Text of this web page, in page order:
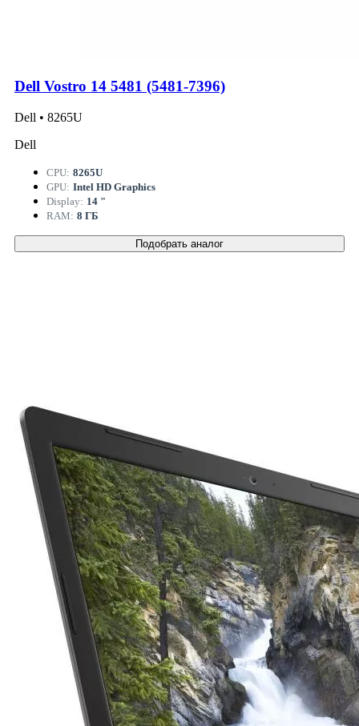
Dell Vostro 14 5481 (5481-7396)
Dell • 8265U
Dell
CPU: 8265U
GPU: Intel HD Graphics
Display: 14 "
RAM: 8 ГБ
Подобрать аналог